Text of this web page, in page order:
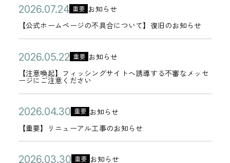
【公式ホームページの不具合について】復旧のお知らせ
公
開
日
2
0
2
6
年
0
7
月
2
4
日
カ
テ
リ
ー
重要 お知らせ
【
公
式
ホ
ー
ム
ペ
ー
ジ
の
不
【注意喚起】フィッシングサイトへ誘導する不審なメッセ
ージにご注意ください
公
開
日
2
0
年
0
5
月
カ
テ
ゴ
リ
ー
重要 お知らせ
【
注
意
起
】
フ
【重要】リニューアル工事のお知らせ
公
開
日
2
0
2
6
カ
テ
重要 お知らせ
【
重
要
】
公
2
重要 お知らせ
【